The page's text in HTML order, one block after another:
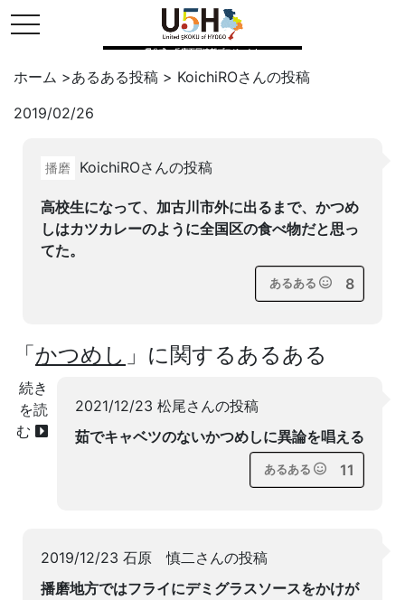
toggle navigation
県公式・兵庫五国連邦プロジェクト
ホーム >あるある投稿 > KoichiROさんの投稿
2019/02/26
播磨 KoichiROさんの投稿
高校生になって、加古川市外に出るまで、かつめ
しはカツカレーのように全国区の食べ物だと思っ
てた。
あるある 8
「かつめし 」に関するあるある
2021/12/23 松尾さんの投稿
茹でキャベツのないかつめしに異論を唱える
あるある 11
2019/12/23 石原 慎二さんの投稿
播磨地方ではフライにデミグラスソースをかけが
続き
を読
む